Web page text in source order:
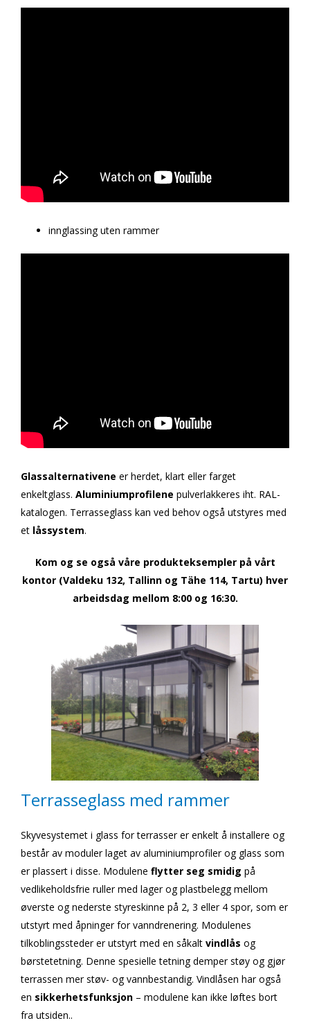
innglassing uten rammer
Glassalternativene er herdet, klart eller farget
enkeltglass. Aluminiumprofilene pulverlakkeres iht. RAL-
katalogen. Terrasseglass kan ved behov også utstyres med
et låssystem.
Kom og se også våre produkteksempler på vårt
kontor (Valdeku 132, Tallinn og Tähe 114, Tartu) hver
arbeidsdag mellom 8:00 og 16:30.
Terrasseglass med rammer
Skyvesystemet i glass for terrasser er enkelt å installere og
består av moduler laget av aluminiumprofiler og glass som
er plassert i disse. Modulene flytter seg smidig på
vedlikeholdsfrie ruller med lager og plastbelegg mellom
øverste og nederste styreskinne på 2, 3 eller 4 spor, som er
utstyrt med åpninger for vanndrenering. Modulenes
tilkoblingssteder er utstyrt med en såkalt vindlås og
børstetetning. Denne spesielle tetning demper støy og gjør
terrassen mer støv- og vannbestandig. Vindlåsen har også
en sikkerhetsfunksjon – modulene kan ikke løftes bort
fra utsiden..